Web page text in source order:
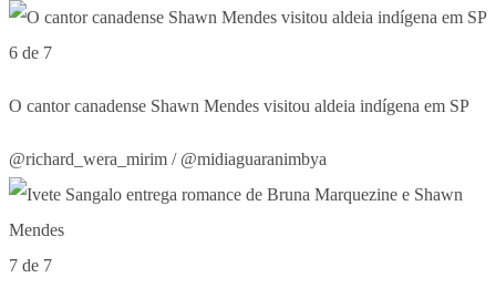
6 de 7
O cantor canadense Shawn Mendes visitou aldeia indígena em SP
@richard_wera_mirim / @midiaguaranimbya
7 de 7